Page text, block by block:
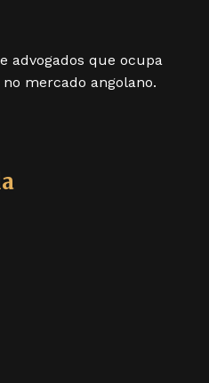
advogados que ocupa
mercado angolano.